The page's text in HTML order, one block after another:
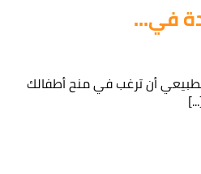
في...
أن ترغب في منح أطفالك